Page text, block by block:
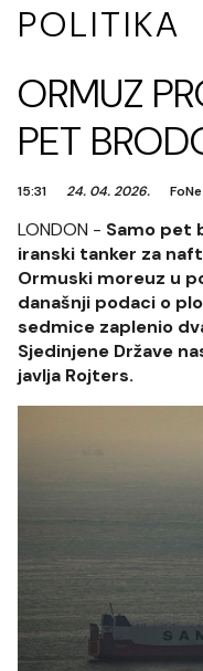
POLITIKA
ORMUZ
PET
15:31 24. 04. 2026.
LONDON - Samo pet
iranski tanker za
Ormuski moreuz u
današnji podaci o
sedmice zaplenio
Sjedinjene Države
javlja Rojters.